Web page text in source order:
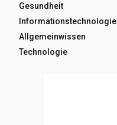
Gesundheit
Informationstechnologie
Allgemeinwissen
Technologie